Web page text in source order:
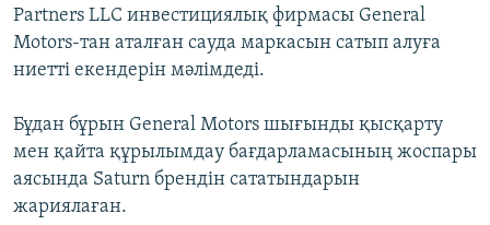
АРНАЙЫ ЖОБАЛАР
Русский
ЖАЗЫЛЫҢЫЗ
Partners LLC инвестициялық фирмасы General
Motors-тан аталған сауда маркасын сатып алуға
ниетті екендерін мәлімдеді.
Бұдан бұрын General Motors шығынды қысқарту
мен қайта құрылымдау бағдарламасының жоспары
аясында Saturn брендін сататындарын
жариялаған.